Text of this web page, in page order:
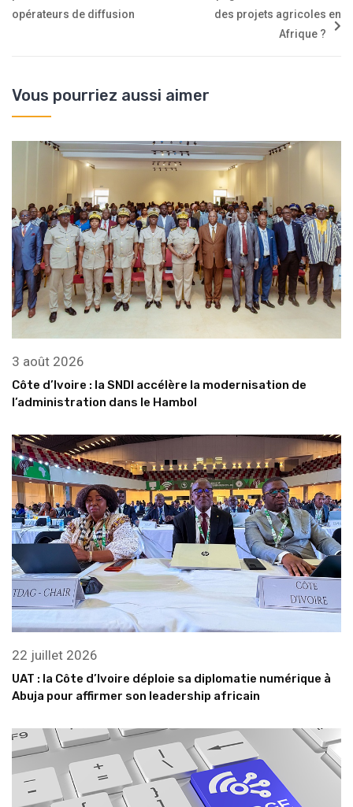
opérateurs de diffusion
des projets agricoles en
Afrique ?
Vous pourriez aussi aimer
3 août 2026
Côte d’Ivoire : la SNDI accélère la modernisation de
l’administration dans le Hambol
22 juillet 2026
UAT : la Côte d’Ivoire déploie sa diplomatie numérique à
Abuja pour affirmer son leadership africain